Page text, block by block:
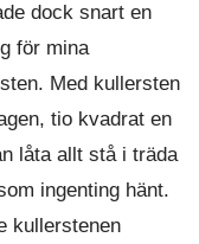
dock snart en
för mina
Med kullersten
tio kvadrat en
låta allt stå i träda
ingenting hänt.
kullerstenen